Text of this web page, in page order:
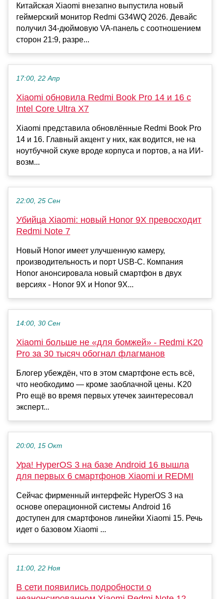
Китайская Xiaomi внезапно выпустила новый
геймерский монитор Redmi G34WQ 2026. Девайс
получил 34-дюймовую VA-панель с соотношением
сторон 21:9, разре...
17:00, 22 Апр
Xiaomi обновила Redmi Book Pro 14 и 16 с
Intel Core Ultra X7
Xiaomi представила обновлённые Redmi Book Pro
14 и 16. Главный акцент у них, как водится, не на
ноутбучной скуке вроде корпуса и портов, а на ИИ-
возм...
22:00, 25 Сен
Убийца Xiaomi: новый Honor 9X превосходит
Redmi Note 7
Новый Honor имеет улучшенную камеру,
производительность и порт USB-C. Компания
Honor анонсировала новый смартфон в двух
версиях - Honor 9X и Honor 9X...
14:00, 30 Сен
Xiaomi больше не «для бомжей» - Redmi K20
Pro за 30 тысяч обогнал флагманов
Блогер убеждён, что в этом смартфоне есть всё,
что необходимо — кроме заоблачной цены. K20
Pro ещё во время первых утечек заинтересовал
эксперт...
20:00, 15 Окт
Ура! HyperOS 3 на базе Android 16 вышла
для первых 6 смартфонов Xiaomi и REDMI
Сейчас фирменный интерфейс HyperOS 3 на
основе операционной системы Android 16
доступен для смартфонов линейки Xiaomi 15. Речь
идет о базовом Xiaomi ...
11:00, 22 Ноя
В сети появились подробности о